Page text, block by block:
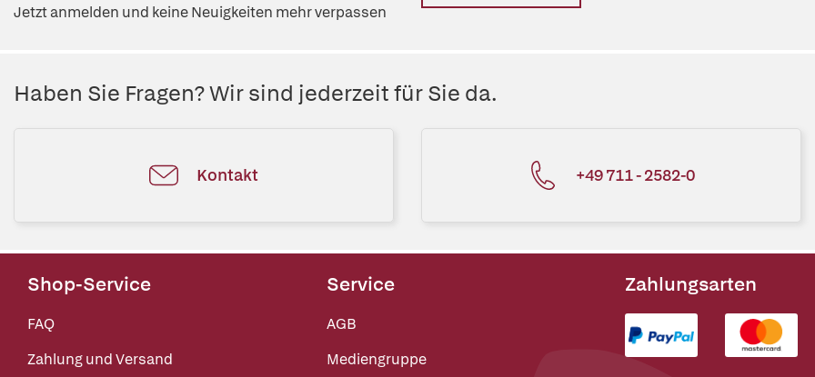
Jetzt anmelden und keine Neuigkeiten mehr verpassen
Haben Sie Fragen? Wir sind jederzeit für Sie da.
Kontakt +49 711 - 2582-0
Shop-Service
FAQ
Zahlung und Versand
Service
AGB
Mediengruppe
Zahlungsarten